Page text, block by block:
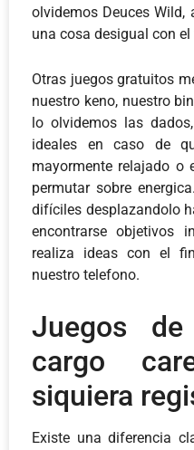
olvidemos Deuces
una cosa desigual con el
Otras juegos gratuitos
nuestro keno, nuestro
lo olvidemos las
ideales en caso de
mayormente relajado o
permutar sobre
difíciles desplazandolo
encontrarse objetivos
realiza ideas con el
nuestro telefono.
Juegos
cargo
siquiera
Existe una diferencia